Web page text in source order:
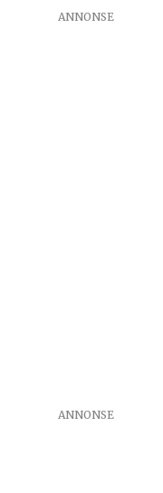
ANNONSE
ANNONSE